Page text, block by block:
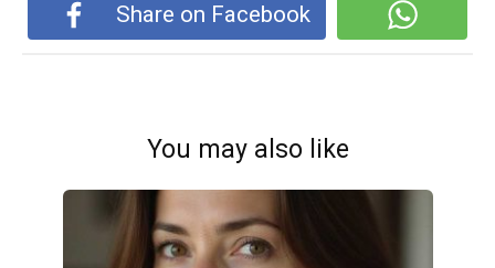
Share on Facebook
You may also like